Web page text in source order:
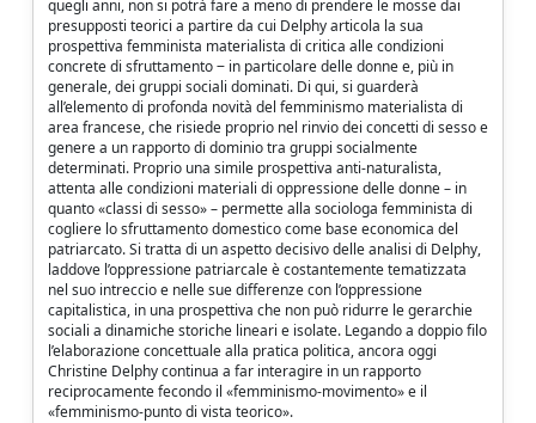
quegli anni, non si potrà fare a meno di prendere le mosse dai
presupposti teorici a partire da cui Delphy articola la sua
prospettiva femminista materialista di critica alle condizioni
concrete di sfruttamento ‒ in particolare delle donne e, più in
generale, dei gruppi sociali dominati. Di qui, si guarderà
all’elemento di profonda novità del femminismo materialista di
area francese, che risiede proprio nel rinvio dei concetti di sesso e
genere a un rapporto di dominio tra gruppi socialmente
determinati. Proprio una simile prospettiva anti-naturalista,
attenta alle condizioni materiali di oppressione delle donne – in
quanto «classi di sesso» – permette alla sociologa femminista di
cogliere lo sfruttamento domestico come base economica del
patriarcato. Si tratta di un aspetto decisivo delle analisi di Delphy,
laddove l’oppressione patriarcale è costantemente tematizzata
nel suo intreccio e nelle sue differenze con l’oppressione
capitalistica, in una prospettiva che non può ridurre le gerarchie
sociali a dinamiche storiche lineari e isolate. Legando a doppio filo
l’elaborazione concettuale alla pratica politica, ancora oggi
Christine Delphy continua a far interagire in un rapporto
reciprocamente fecondo il «femminismo-movimento» e il
«femminismo-punto di vista teorico».